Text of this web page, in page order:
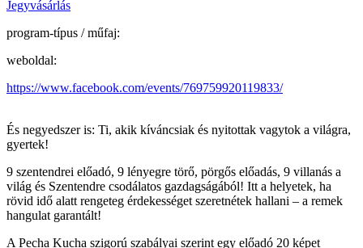
Jegyvásárlás
program-típus / műfaj:
weboldal:
https://www.facebook.com/events/769759920119833/
És negyedszer is: Ti, akik kíváncsiak és nyitottak vagytok a világra,
gyertek!
9 szentendrei előadó, 9 lényegre törő, pörgős előadás, 9 villanás a
világ és Szentendre csodálatos gazdagságából! Itt a helyetek, ha
rövid idő alatt rengeteg érdekességet szeretnétek hallani – a remek
hangulat garantált!
A Pecha Kucha szigorú szabályai szerint egy előadó 20 képet